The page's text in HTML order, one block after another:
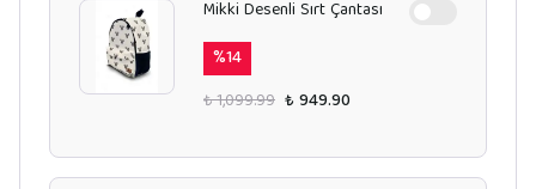
Mikki Desenli Sırt Çantası
%14
₺ 1,099.99 ₺ 949.90